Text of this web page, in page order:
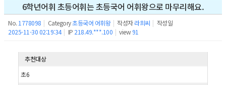
6학년어휘 초등어휘는 초등국어 어휘왕으로 마무리해요.
No. 1778098 | Category초등국어 어휘왕 | 작성자 라희씨 | 작성일
2025-11-30 02:19:34 | IP 218.49.***.100 | view 91
추천대상
초6